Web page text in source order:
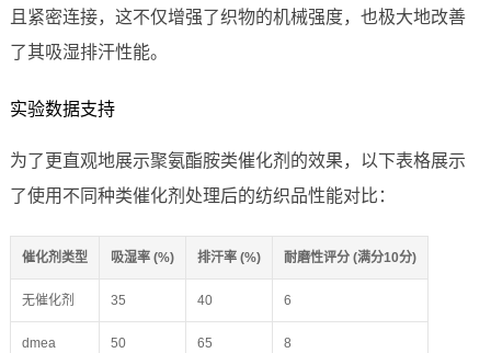
且紧密连接，这不仅增强了织物的机械强度，也极大地改善
了其吸湿排汗性能。
实验数据支持
为了更直观地展示聚氨酯胺类催化剂的效果，以下表格展示
了使用不同种类催化剂处理后的纺织品性能对比：
催化剂类型 吸湿率 (%) 排汗率 (%) 耐磨性评分 (满分10分)
无催化剂 35 40 6
dmea 50 65 8